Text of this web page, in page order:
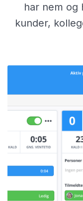
har nem og
kunder,